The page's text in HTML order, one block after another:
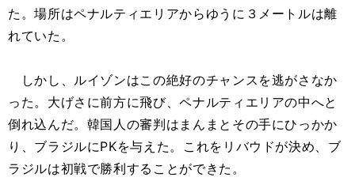
た。場所はペナルティエリアからゆうに３メートルは離
れていた。
しかし、ルイゾンはこの絶好のチャンスを逃がさなか
った。大げさに前方に飛び、ペナルティエリアの中へと
倒れ込んだ。韓国人の審判はまんまとその手にひっかか
り、ブラジルにPKを与えた。これをリバウドが決め、ブ
ラジルは初戦で勝利することができた。